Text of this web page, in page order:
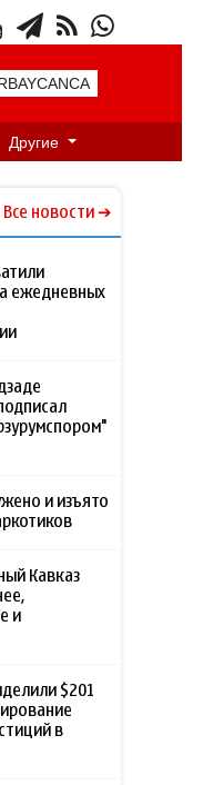
Другие
Все новости
ежедневных
и изъято
Кавказ
и
$201
в